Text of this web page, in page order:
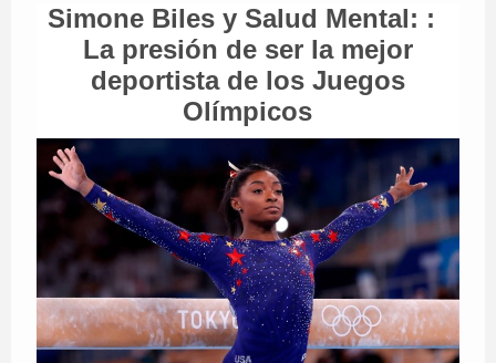
Simone Biles y Salud Mental: :
La presión de ser la mejor
deportista de los Juegos
Olímpicos